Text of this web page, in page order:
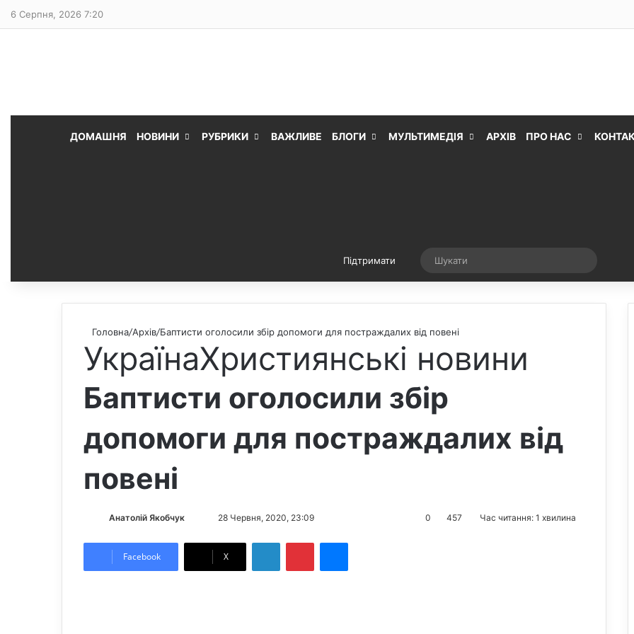
6 Серпня, 2026 7:20
ДОМАШНЯ НОВИНИ РУБРИКИ ВАЖЛИВЕ БЛОГИ МУЛЬТИМЕДІЯ АРХІВ ПРО НАС
Підтримати Випадкова стаття
Головна/Архів/Баптисти оголосили збір допомоги для постраждалих від повені
УкраїнаХристиянські новини
Баптисти оголосили збір
допомоги для постраждалих від
повені
Анатолій Якобчук
l d
28 Червня, 2020, 23:09 0 457 Час читання: 1 хвилина
Facebook X